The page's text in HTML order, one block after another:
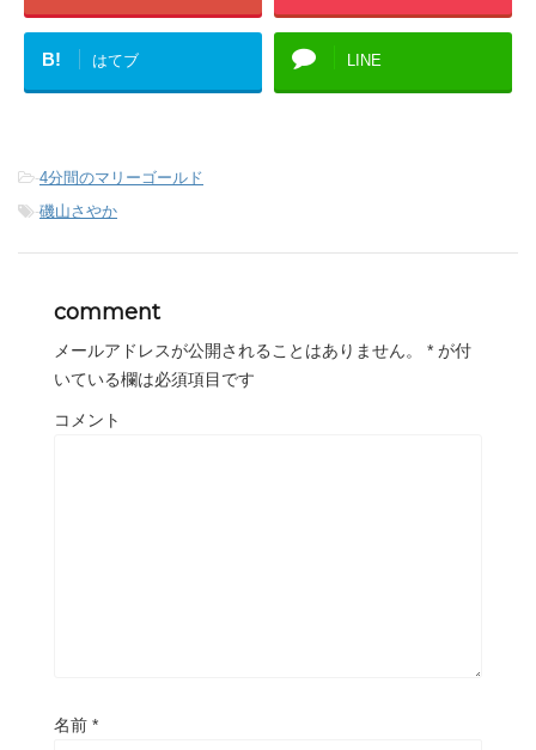
B! はてブ LINE
-4分間のマリーゴールド
-磯山さやか
comment
メールアドレスが公開されることはありません。 * が付
いている欄は必須項目です
コメント
名前 *